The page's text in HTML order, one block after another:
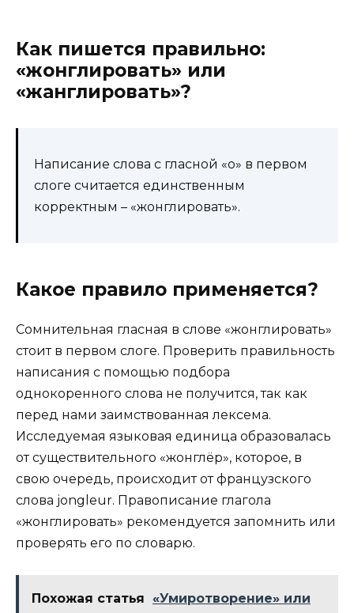
Как пишется правильно:
«жонглировать» или
«жанглировать»?
Написание слова с гласной «о» в первом
слоге считается единственным
корректным – «жонглировать».
Какое правило применяется?
Сомнительная гласная в слове «жонглировать»
стоит в первом слоге. Проверить правильность
написания с помощью подбора
однокоренного слова не получится, так как
перед нами заимствованная лексема.
Исследуемая языковая единица образовалась
от существительного «жонглёр», которое, в
свою очередь, происходит от французского
слова jongleur. Правописание глагола
«жонглировать» рекомендуется запомнить или
проверять его по словарю.
Похожая статья
«Умиротворение» или